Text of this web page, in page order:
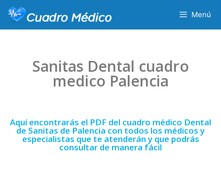
Menú
Sanitas Dental cuadro
medico Palencia
Aquí encontrarás el PDF del cuadro médico Dental
de Sanitas de Palencia con todos los médicos y
especialistas que te atenderán y que podrás
consultar de manera fácil